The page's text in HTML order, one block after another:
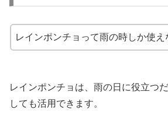
レインポンチョって雨の時しか使え
レインポンチョは、雨の日に役立つ
しても活用できます。